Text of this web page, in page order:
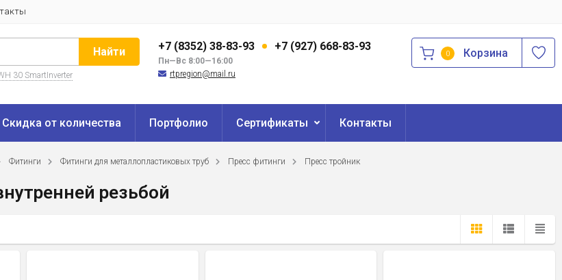
+7 (8352) 38-83-93 +7 (927) 668-83-93
Пн—Вс 8:00—16:00
rtpregion@mail.ru
Найти
30 SmartInverter
0 Корзина
Скидка от количества Портфолио Сертификаты Контакты
Фитинги Фитинги для металлопластиковых труб Пресс фитинги Пресс тройник
резьбой